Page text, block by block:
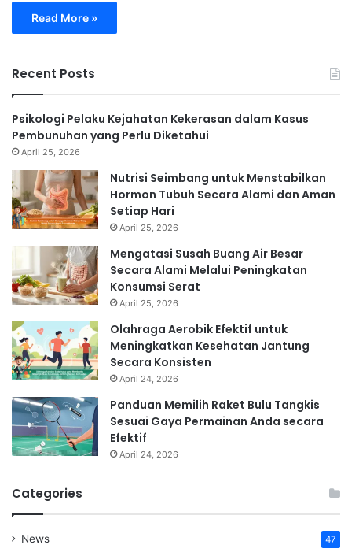
Read More »
Recent Posts
Psikologi Pelaku Kejahatan Kekerasan dalam Kasus
Pembunuhan yang Perlu Diketahui
April 25, 2026
Nutrisi Seimbang untuk Menstabilkan
Hormon Tubuh Secara Alami dan Aman
Setiap Hari
April 25, 2026
Mengatasi Susah Buang Air Besar
Secara Alami Melalui Peningkatan
Konsumsi Serat
April 25, 2026
Olahraga Aerobik Efektif untuk
Meningkatkan Kesehatan Jantung
Secara Konsisten
April 24, 2026
Panduan Memilih Raket Bulu Tangkis
Sesuai Gaya Permainan Anda secara
Efektif
April 24, 2026
Categories
News 47